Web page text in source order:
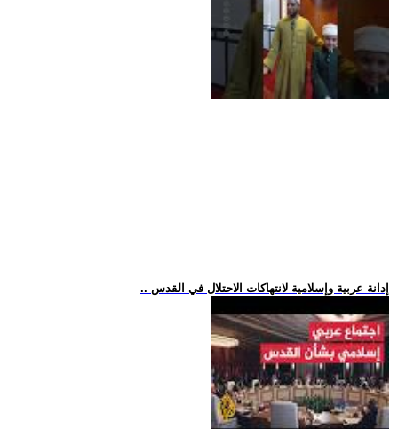
.. إدانة عربية وإسلامية لانتهاكات الاحتلال في القدس